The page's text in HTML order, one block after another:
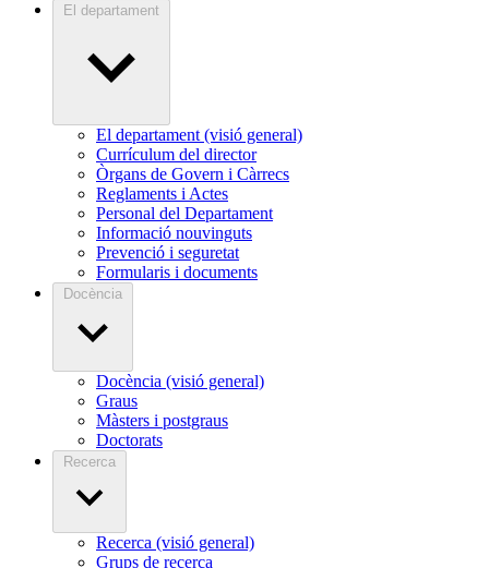
El departament
El departament (visió general)
Currículum del director
Òrgans de Govern i Càrrecs
Reglaments i Actes
Personal del Departament
Informació nouvinguts
Prevenció i seguretat
Formularis i documents
Docència
Docència (visió general)
Graus
Màsters i postgraus
Doctorats
Recerca
Recerca (visió general)
Grups de recerca